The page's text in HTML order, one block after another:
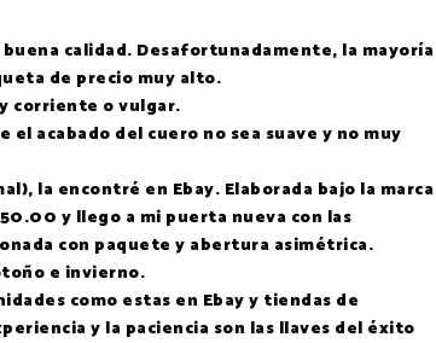
calidad. Desafortunadamente, la mayoría
de precio muy alto.
corriente o vulgar.
acabado del cuero no sea suave y no muy
la encontré en Ebay. Elaborada bajo la marca
y llego a mi puerta nueva con las
con paquete y abertura asimétrica.
e invierno.
como estas en Ebay y tiendas de
y la paciencia son las llaves del éxito